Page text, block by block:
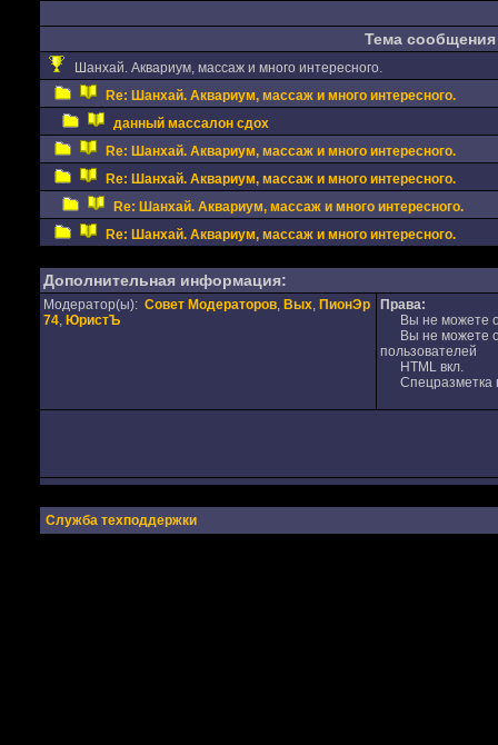
Тема сообщения
Шанхай. Аквариум, массаж и много интересного.
Re: Шанхай. Аквариум, массаж и много интересного.
данный массалон сдох
Re: Шанхай. Аквариум, массаж и много интересного.
Re: Шанхай. Аквариум, массаж и много интересного.
Re: Шанхай. Аквариум, массаж и много интересного.
Re: Шанхай. Аквариум, массаж и много интересного.
Дополнительная информация:
Модератор(ы): Совет Модераторов, Вых, ПионЭр
74, ЮристЪ
Права:
Вы не можете
Вы не можете
пользователей
HTML вкл.
Спецразметка
Служба техподдержки